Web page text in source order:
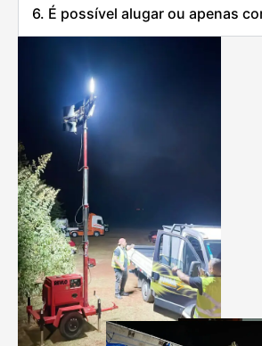
6. É possível alugar ou apenas